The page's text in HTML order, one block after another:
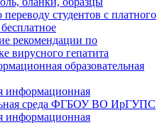
студентов с платного
рекомендации по
вирусного гепатита
образовательная
информационная
среда ФГБОУ ВО ИрГУПС
информационная